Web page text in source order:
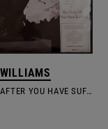
BUT ONLY AFTER YOU HAVE SUFFERED